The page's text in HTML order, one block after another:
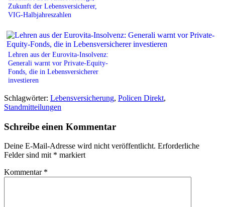
Zukunft der Lebensversicherer,
VIG-Halbjahreszahlen
Lehren aus der Eurovita-Insolvenz:
Generali warnt vor Private-Equity-
Fonds, die in Lebensversicherer
investieren
Schlagwörter: Lebensversicherung, Policen Direkt,
Standmitteilungen
Schreibe einen Kommentar
Deine E-Mail-Adresse wird nicht veröffentlicht. Erforderliche
Felder sind mit * markiert
Kommentar *